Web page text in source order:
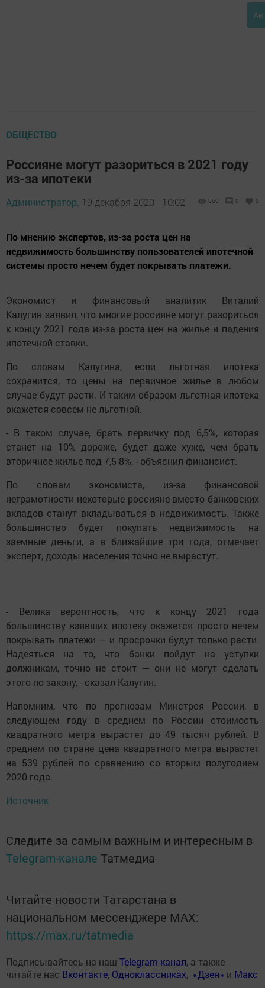
ОБЩЕСТВО
Россияне могут разориться в 2021 году
из-за ипотеки
Администратор, 19 декабря 2020 - 10:02 660 0 0
По мнению экспертов, из-за роста цен на
недвижимость большинству пользователей ипотечной
системы просто нечем будет покрывать платежи.
Экономист и финансовый аналитик Виталий
Калугин заявил, что многие россияне могут разориться
к концу 2021 года из-за роста цен на жилье и падения
ипотечной ставки.
По словам Калугина, если льготная ипотека
сохранится, то цены на первичное жилье в любом
случае будут расти. И таким образом льготная ипотека
окажется совсем не льготной.
- В таком случае, брать первичку под 6,5%, которая
станет на 10% дороже, будет даже хуже, чем брать
вторичное жилье под 7,5-8%, - объяснил финансист.
По словам экономиста, из-за финансовой
неграмотности некоторые россияне вместо банковских
вкладов станут вкладываться в недвижимость. Также
большинство будет покупать недвижимость на
заемные деньги, а в ближайшие три года, отмечает
эксперт, доходы населения точно не вырастут.
- Велика вероятность, что к концу 2021 года
большинству взявших ипотеку окажется просто нечем
покрывать платежи — и просрочки будут только расти.
Надеяться на то, что банки пойдут на уступки
должникам, точно не стоит — они не могут сделать
этого по закону, - сказал Калугин.
Напомним, что по прогнозам Минстроя России, в
следующем году в среднем по России стоимость
квадратного метра вырастет до 49 тысяч рублей. В
среднем по стране цена квадратного метра вырастет
на 539 рублей по сравнению со вторым полугодием
2020 года.
Источник
Следите за самым важным и интересным в
Telegram-канале Татмедиа
Читайте новости Татарстана в
национальном мессенджере MАХ:
https://max.ru/tatmedia
Подписывайтесь на наш Telegram-канал, а также
читайте нас Вконтакте, Одноклассниках, «Дзен» и Макс